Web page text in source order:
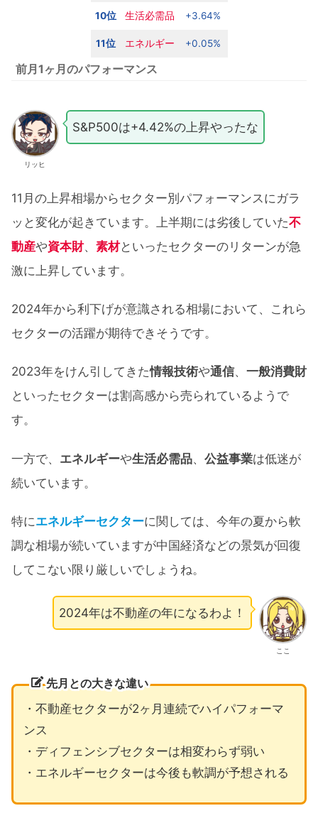
10位 生活必需品 +3.64%
11位 エネルギー +0.05%
前月1ヶ月のパフォーマンス
リッヒ
S&P500は+4.42%の上昇やったな
11月の上昇相場からセクター別パフォーマンスにガラ
ッと変化が起きています。上半期には劣後していた不
動産や資本財、 素材といったセクターのリターンが急
激に上昇しています。
2024年から利下げが意識される相場において、これら
セクターの活躍が期待できそうです。
2023年をけん引してきた情報技術や通信、 一般消費財
といったセクターは割高感から売られているようで
す。
一方で、 エネルギーや生活必需品、 公益事業は低迷が
続いています。
特にエネルギーセクターに関しては、今年の夏から軟
調な相場が続いていますが中国経済などの景気が回復
してこない限り厳しいでしょうね。
ここ
2024年は不動産の年になるわよ！
先月との大きな違い
・不動産セクターが2ヶ月連続でハイパフォーマ
ンス
・ディフェンシブセクターは相変わらず弱い
・エネルギーセクターは今後も軟調が予想される